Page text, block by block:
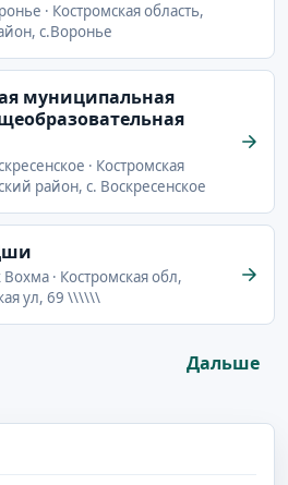
· Костромская область,
с.Воронье
муниципальная
· Костромская
район, с. Воскресенское
· Костромская обл,
ул, 69 \\\\\\
Дальше